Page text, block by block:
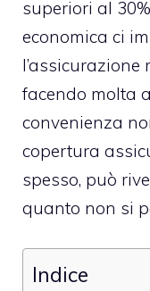
superiori al
economica ci
l’assicurazione
facendo molta
convenienza
copertura
spesso, può
quanto non si
Indice